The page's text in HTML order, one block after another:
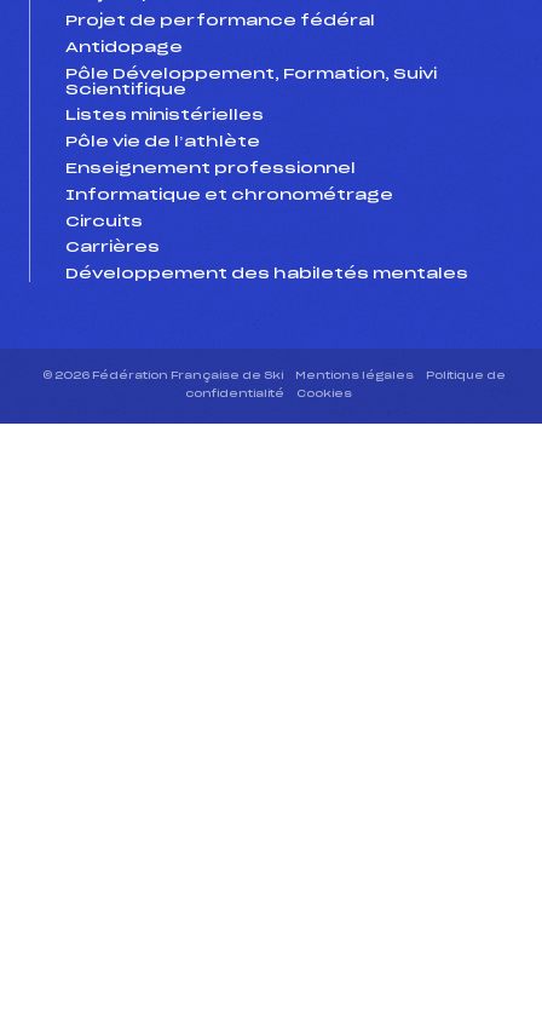
Projet de performance fédéral
Antidopage
Pôle Développement, Formation, Suivi
Scientifique
Listes ministérielles
Pôle vie de l’athlète
Enseignement professionnel
Informatique et chronométrage
Circuits
Carrières
Développement des habiletés mentales
© 2026 Fédération Française de Ski Mentions légales
Politique de
confidentialité
Cookies